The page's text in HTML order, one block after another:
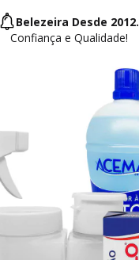
Belezeira Desde 2012.
Confiança e Qualidade!